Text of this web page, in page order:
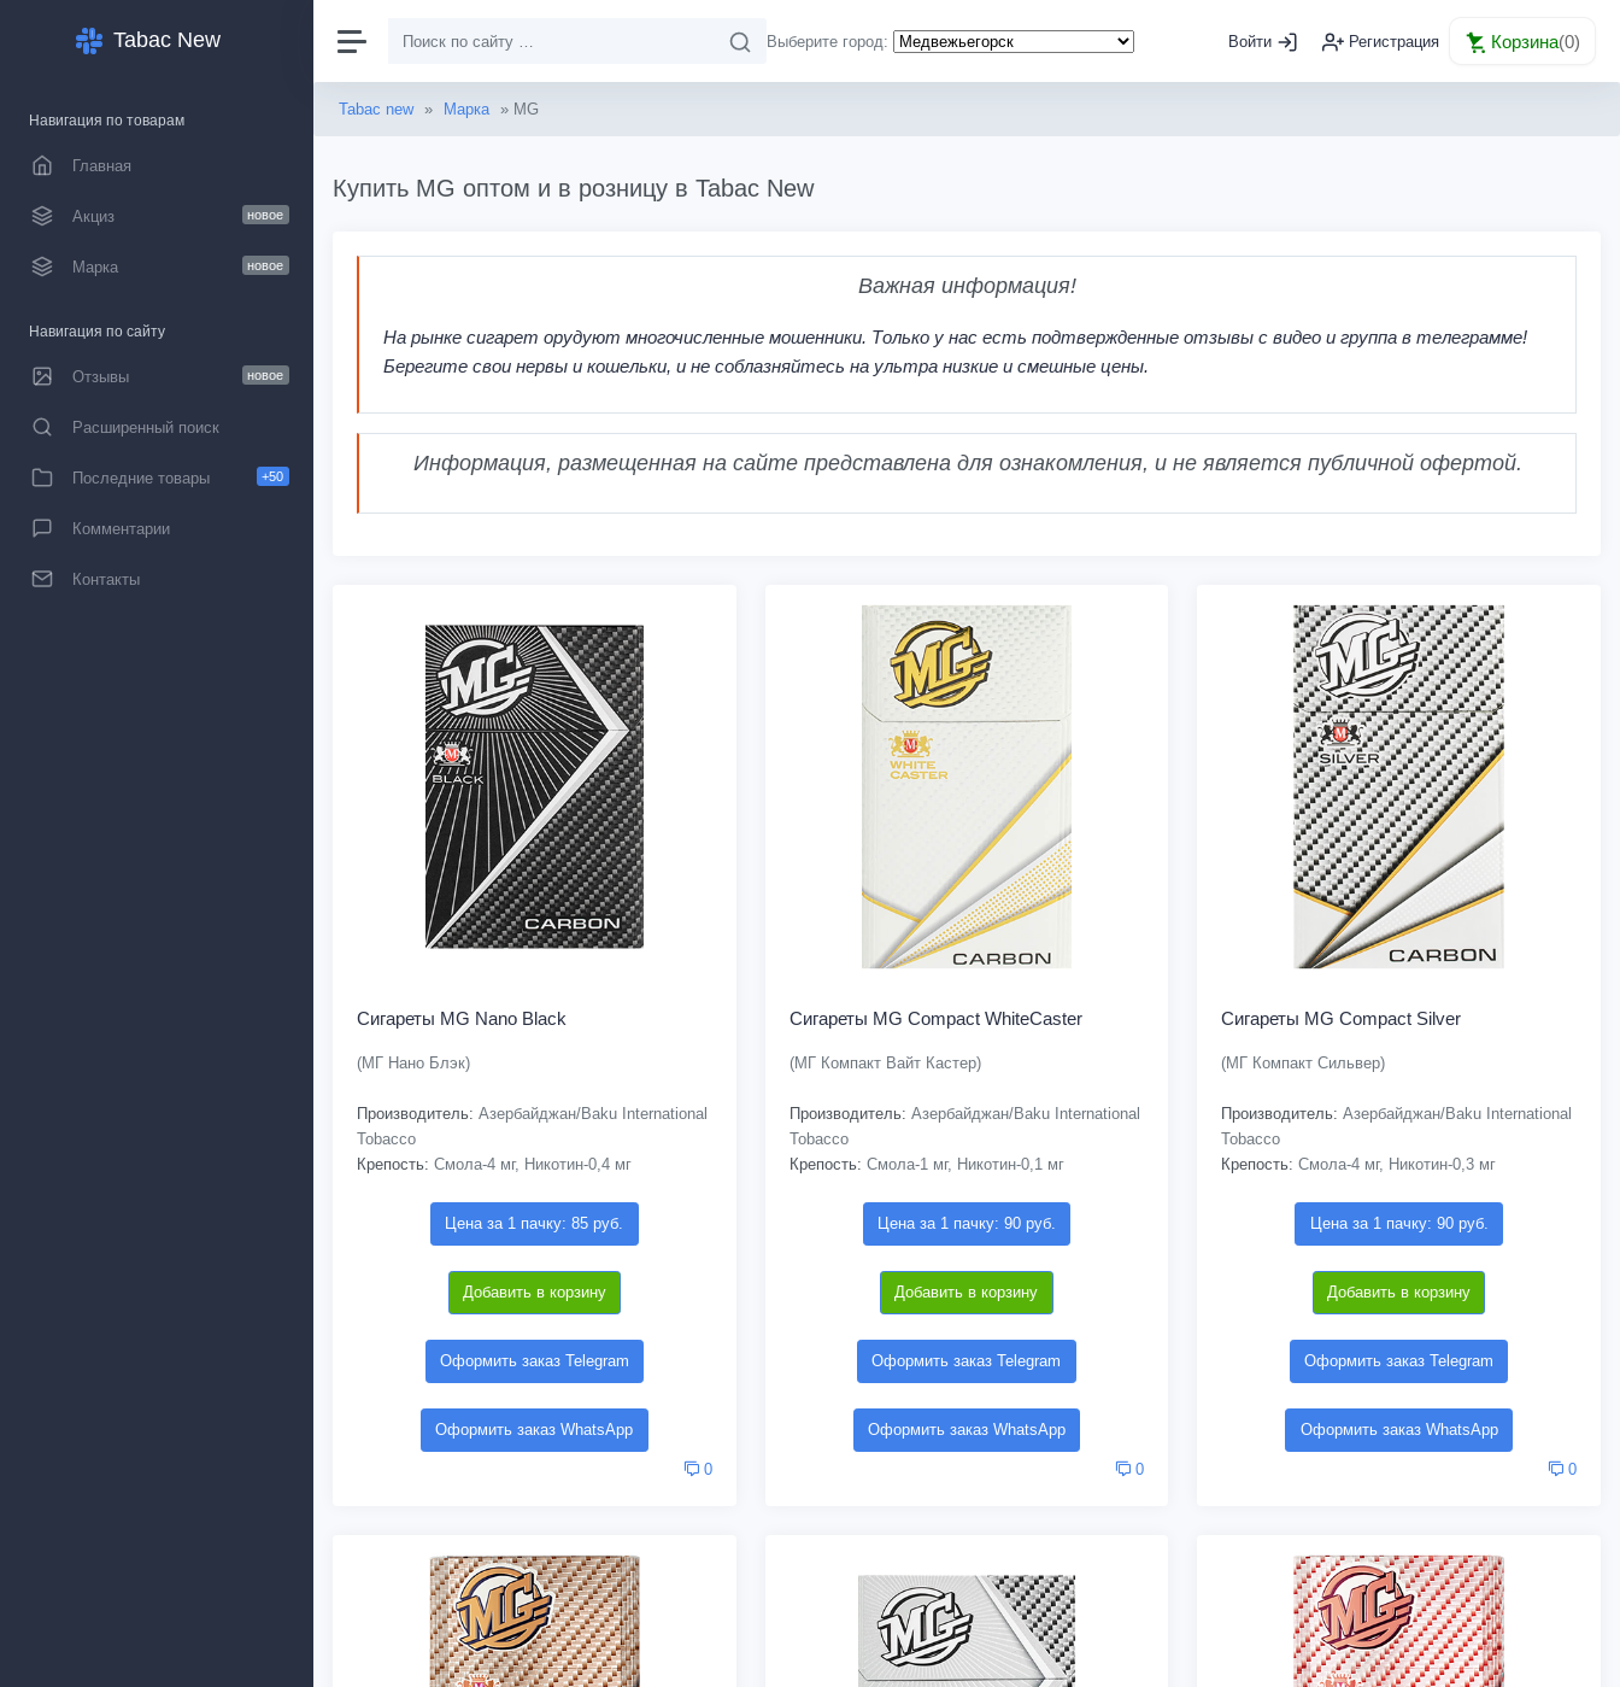
Tabac New
Навигация по товарам
Главная
Акциз новое
Марка новое
Навигация по сайту
Отзывы новое
Расширенный поиск
Последние товары +50
Комментарии
Контакты
Выберите город: Войти Регистрация Корзина(0)
Tabac new » Марка » MG
Купить MG оптом и в розницу в Tabac New
Важная информация!
На рынке сигарет орудуют многочисленные мошенники. Только у нас есть подтвержденные отзывы с видео и группа в телеграмме!
Берегите свои нервы и кошельки, и не соблазняйтесь на ультра низкие и смешные цены.
Информация, размещенная на сайте представлена для ознакомления, и не является публичной офертой.
Сигареты MG Nano Black
(МГ Нано Блэк)
Производитель: Азербайджан/Baku International
Tobacco
Крепость: Смола-4 мг, Никотин-0,4 мг
Цена за 1 пачку: 85 руб.
Добавить в корзину
Оформить заказ Telegram
Оформить заказ WhatsApp
0
Сигареты MG Compact WhiteCaster
(МГ Компакт Вайт Кастер)
Производитель: Азербайджан/Baku International
Tobacco
Крепость: Смола-1 мг, Никотин-0,1 мг
Цена за 1 пачку: 90 руб.
Добавить в корзину
Оформить заказ Telegram
Оформить заказ WhatsApp
0
Сигареты MG Compact Silver
(МГ Компакт Сильвер)
Производитель: Азербайджан/Baku International
Tobacco
Крепость: Смола-4 мг, Никотин-0,3 мг
Цена за 1 пачку: 90 руб.
Добавить в корзину
Оформить заказ Telegram
Оформить заказ WhatsApp
0